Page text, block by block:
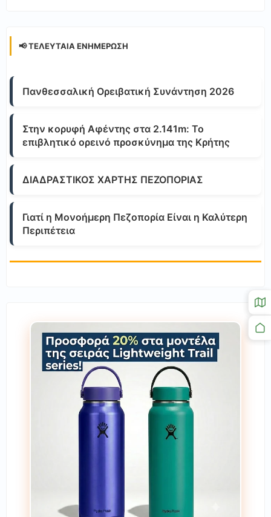
📢 ΤΕΛΕΥΤΑΊΑ ΕΝΗΜΈΡΩΣΗ
Πανθεσσαλική Ορειβατική Συνάντηση 2026
Στην κορυφή Αφέντης στα 2.141m: Το
επιβλητικό ορεινό προσκύνημα της Κρήτης
ΔΙΑΔΡΑΣΤΙΚΟΣ ΧΑΡΤΗΣ ΠΕΖΟΠΟΡΙΑΣ
Γιατί η Μονοήμερη Πεζοπορία Είναι η Καλύτερη
Περιπέτεια